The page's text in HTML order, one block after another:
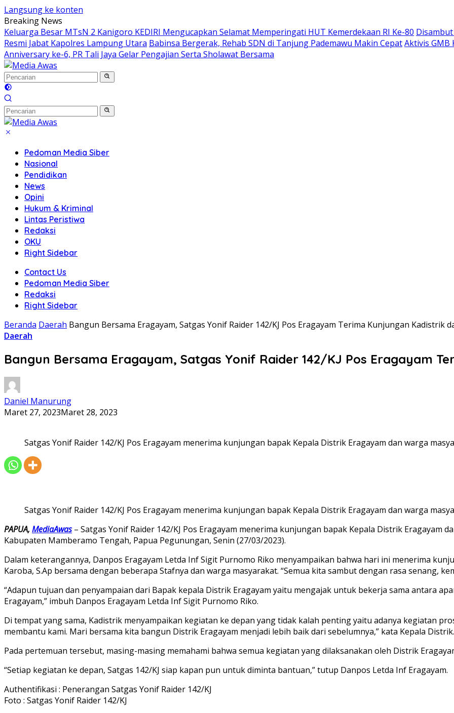
Langsung ke konten
Breaking News
Keluarga Besar MTsN 2 Kanigoro KEDIRI Mengucapkan Selamat Memperingati HUT Kemerdekaan RI Ke-80
Resmi Jabat Kapolres Lampung Utara Babinsa Bergerak, Rehab SDN di Tanjung Pademawu Makin CepatAktivis GMB
Anniversary ke-6, PR Tali Jaya Gelar Pengajian Serta Sholawat Bersama
Pedoman Media Siber
Nasional
Pendidikan
News
Opini
Hukum & Kriminal
Lintas Peristiwa
Redaksi
OKU
Right Sidebar
Contact Us
Pedoman Media Siber
Redaksi
Right Sidebar
Beranda Daerah Bangun Bersama Eragayam, Satgas Yonif Raider 142/KJ Pos Eragayam Terima Kunjungan Kadistrik
Daerah
Bangun Bersama Eragayam, Satgas Yonif Raider 142/KJ Pos Eragayam
Daniel Manurung
Maret 27, 2023Maret 28, 2023
Satgas Yonif Raider 142/KJ Pos Eragayam menerima kunjungan bapak Kepala Distrik Eragayam dan warga
Satgas Yonif Raider 142/KJ Pos Eragayam menerima kunjungan bapak Kepala Distrik Eragayam dan warga
PAPUA, MediaAwas – Satgas Yonif Raider 142/KJ Pos Eragayam menerima kunjungan bapak Kepala Distrik Eragayam
Kabupaten Mamberamo Tengah, Papua Pegunungan, Senin (27/03/2023).
Dalam keterangannya, Danpos Eragayam Letda Inf Sigit Purnomo Riko menyampaikan bahwa hari ini menerima
Karoba, S.Ap bersama dengan beberapa Stafnya dan warga masyarakat. “Semua kita sambut dengan rasa senang,
“Adapun tujuan dan penyampaian dari Bapak kepala Distrik Eragayam yaitu mengajak untuk bekerja sama antara
Eragayam,” imbuh Danpos Eragayam Letda Inf Sigit Purnomo Riko.
Di tempat yang sama, Kadistrik menyampaikan kegiatan ke depan yang tidak kalah penting yaitu adanya kegiatan
membantu kami. Mari bersama kita bangun Distrik Eragayam menjadi lebih baik dari sebelumnya,” kata Kepala Distrik.
Pada pertemuan tersebut, masing-masing memahami bahwa semua kegiatan yang dilaksanakan oleh Distrik
“Setiap kegiatan ke depan, Satgas 142/KJ siap kapan pun untuk diminta bantuan,” tutup Danpos Letda Inf Eragayam.
Authentifikasi : Penerangan Satgas Yonif Raider 142/KJ
Foto : Satgas Yonif Raider 142/KJ